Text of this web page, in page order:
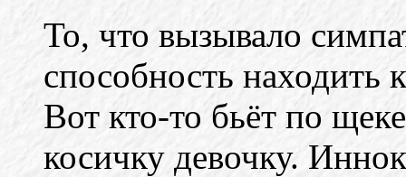
То, что вызывало
способность
Вот кто-то бьёт по
косичку девочку.